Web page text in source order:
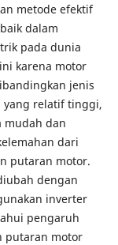
metode efektif
dalam
pada dunia
karena motor
jenis
yang relatif tinggi,
mudah dan
dari
putaran motor.
dengan
inverter
pengaruh
putaran motor